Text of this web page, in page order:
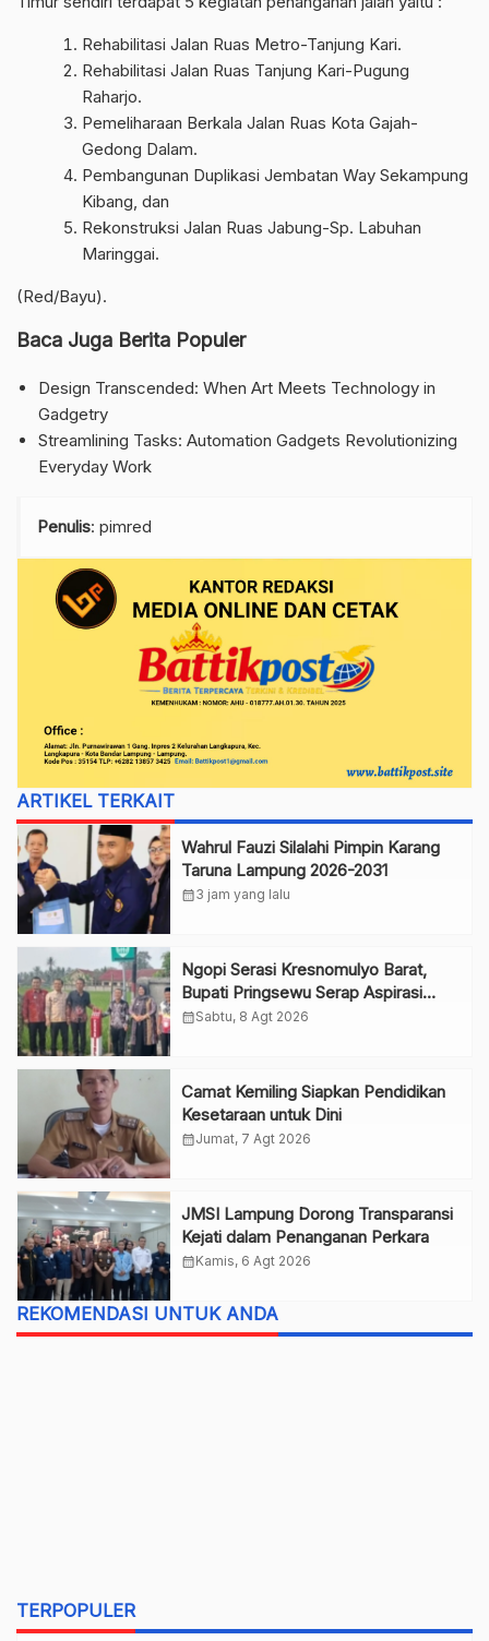
Rehabilitasi Jalan Ruas Metro-Tanjung Kari.
Rehabilitasi Jalan Ruas Tanjung Kari-Pugung
Raharjo.
Pemeliharaan Berkala Jalan Ruas Kota Gajah-
Gedong Dalam.
Pembangunan Duplikasi Jembatan Way Sekampung
Kibang, dan
Rekonstruksi Jalan Ruas Jabung-Sp. Labuhan
Maringgai.
(Red/Bayu).
Baca Juga Berita Populer
Design Transcended: When Art Meets Technology in
Gadgetry
Streamlining Tasks: Automation Gadgets Revolutionizing
Everyday Work
Penulis: pimred
ARTIKEL TERKAIT
Wahrul Fauzi Silalahi Pimpin Karang
Taruna Lampung 2026-2031
calendar_month3 jam yang lalu
Ngopi Serasi Kresnomulyo Barat,
Bupati Pringsewu Serap Aspirasi
Warga
calendar_monthSabtu, 8 Agt 2026
Camat Kemiling Siapkan Pendidikan
Kesetaraan untuk Dini
calendar_monthJumat, 7 Agt 2026
JMSI Lampung Dorong Transparansi
Kejati dalam Penanganan Perkara
calendar_monthKamis, 6 Agt 2026
REKOMENDASI UNTUK ANDA
TERPOPULER